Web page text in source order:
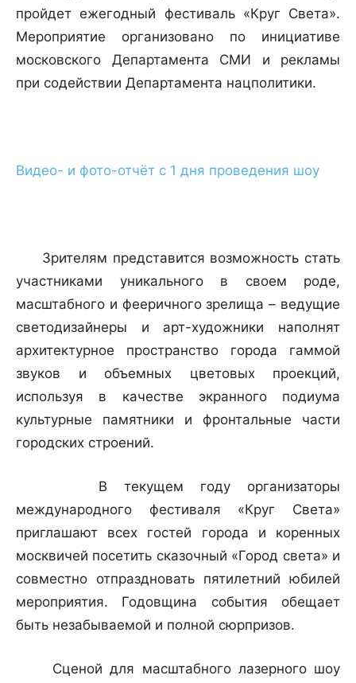
пройдет ежегодный фестиваль «Круг Света».
Мероприятие организовано по инициативе
московского Департамента СМИ и рекламы
при содействии Департамента нацполитики.
Видео- и фото-отчёт с 1 дня проведения шоу
Зрителям представится возможность стать
участниками уникального в своем роде,
масштабного и фееричного зрелища – ведущие
светодизайнеры и арт-художники наполнят
архитектурное пространство города гаммой
звуков и объемных цветовых проекций,
используя в качестве экранного подиума
культурные памятники и фронтальные части
городских строений.
В текущем году организаторы
международного фестиваля «Круг Света»
приглашают всех гостей города и коренных
москвичей посетить сказочный «Город света» и
совместно отпраздновать пятилетний юбилей
мероприятия. Годовщина события обещает
быть незабываемой и полной сюрпризов.
Сценой для масштабного лазерного шоу